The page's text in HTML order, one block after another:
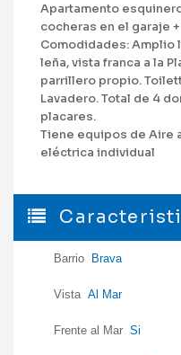
Apartamento
cocheras en el garaje
Comodidades: Amplio
leña, vista franca a la
parrillero propio.
Lavadero. Total de 4
placares.
Tiene equipos de Aire
eléctrica individual
Barrio Brava
Vista Al Mar
Frente al Mar Si